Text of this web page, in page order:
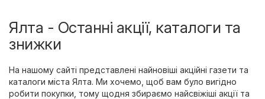
Ялта - Останні акції, каталоги та
знижки
На нашому сайті представлені найновіші акційні газети та
каталоги міста Ялта. Ми хочемо, щоб вам було вигідно
робити покупки, тому щодня збираємо найсвіжіші акції та